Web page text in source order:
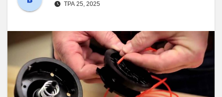
ТРА 25, 2025